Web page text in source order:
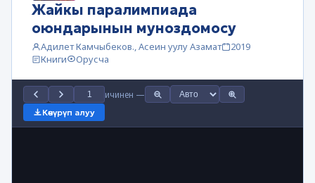
Жайкы паралимпиада
оюндарынын муноздомосу
Адилет Камчыбеков., Асеин уулу Азамат
2019
Книги
Орусча
ичинен —
Көчүрүп алуу